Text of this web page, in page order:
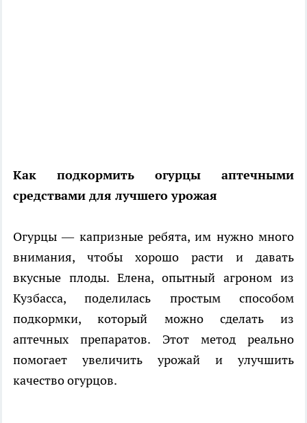
Как подкормить огурцы аптечными
средствами для лучшего урожая
Огурцы — капризные ребята, им нужно много
внимания, чтобы хорошо расти и давать
вкусные плоды. Елена, опытный агроном из
Кузбасса, поделилась простым способом
подкормки, который можно сделать из
аптечных препаратов. Этот метод реально
помогает увеличить урожай и улучшить
качество огурцов.